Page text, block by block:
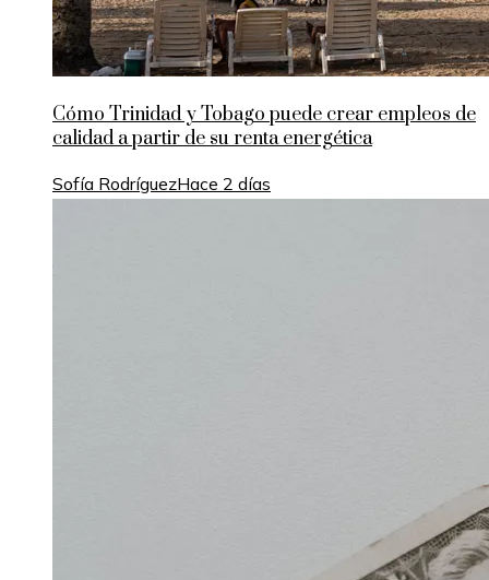
Cómo Trinidad y Tobago puede crear empleos de
calidad a partir de su renta energética
Sofía RodríguezHace 2 días